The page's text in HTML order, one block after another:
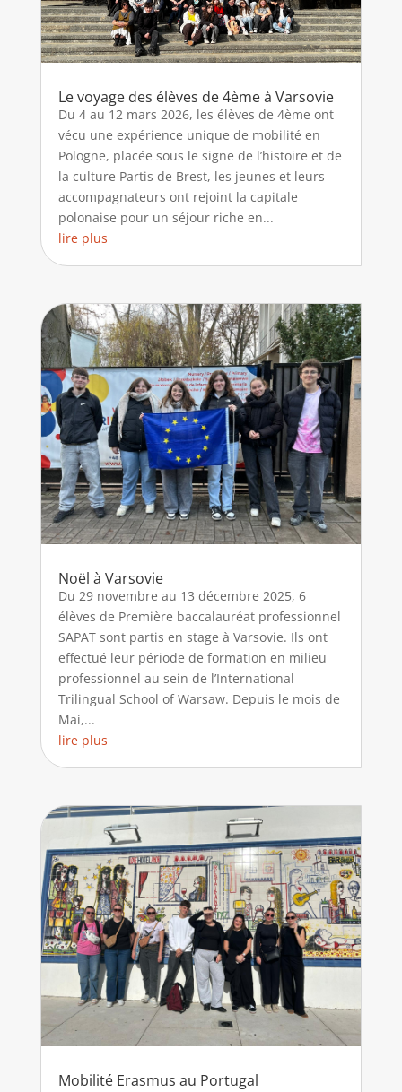
Le voyage des élèves de 4ème à Varsovie
Du 4 au 12 mars 2026, les élèves de 4ème ont
vécu une expérience unique de mobilité en
Pologne, placée sous le signe de l’histoire et de
la culture Partis de Brest, les jeunes et leurs
accompagnateurs ont rejoint la capitale
polonaise pour un séjour riche en...
lire plus
Noël à Varsovie
Du 29 novembre au 13 décembre 2025, 6
élèves de Première baccalauréat professionnel
SAPAT sont partis en stage à Varsovie. Ils ont
effectué leur période de formation en milieu
professionnel au sein de l’International
Trilingual School of Warsaw. Depuis le mois de
Mai,...
lire plus
Mobilité Erasmus au Portugal